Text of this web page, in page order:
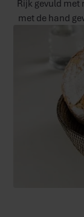
Rijk gevuld
met de hand